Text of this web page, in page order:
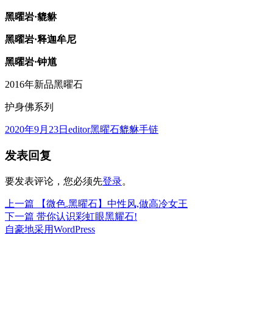
黑曜岩·貔貅
黑曜岩·释迦牟尼
黑曜岩·钟馗
2016年新品黑曜石
护身佛系列
发
于
2020年9月23日 作
editor分
黑曜石貔貅手链
发表回复
要发表评论，您必须先登录。
文
章
上一篇
上
篇
文
【微色.黑曜石】中性风,做高冷女王
下一篇 下
篇
带你认识彩虹眼黑耀石!
自豪地采用WordPress